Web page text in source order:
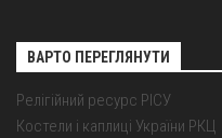
ВАРТО ПЕРЕГЛЯНУТИ
Релігійний ресурс РІСУ
Костели і каплиці України РКЦ